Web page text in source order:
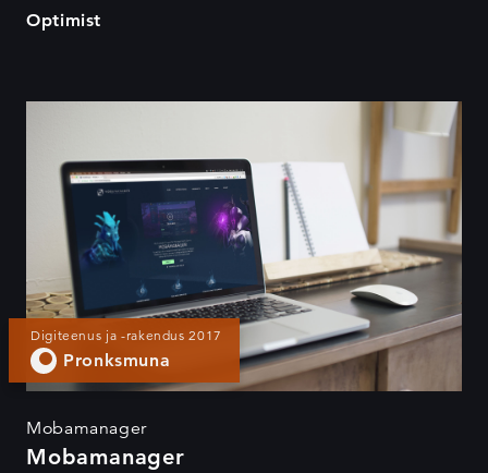
Optimist
Digiteenus ja -rakendus 2017
Pronksmuna
Mobamanager
Mobamanager